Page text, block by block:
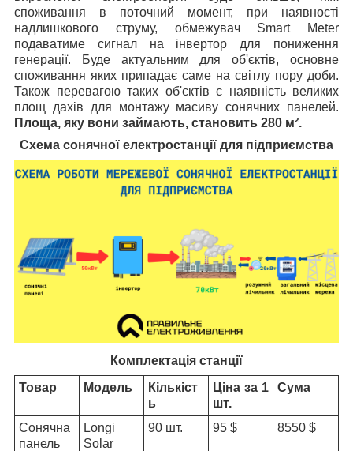
споживання в поточний момент, при наявності
надлишкового струму, обмежувач Smart Meter
подаватиме сигнал на інвертор для пониження
генерації. Буде актуальним для об'єктів, основне
споживання яких припадає саме на світлу пору доби.
Також перевагою таких об'єктів є наявність великих
площ дахів для монтажу масиву сонячних панелей.
Площа, яку вони займають, становить 280 м².
Схема сонячної електростанції для підприємства
Комплектація станції
Товар
Модель
Кількіст
ь
Ціна за 1
шт.
Сума
Сонячна
панель
Longi
Solar
90 шт. 95 $ 8550 $